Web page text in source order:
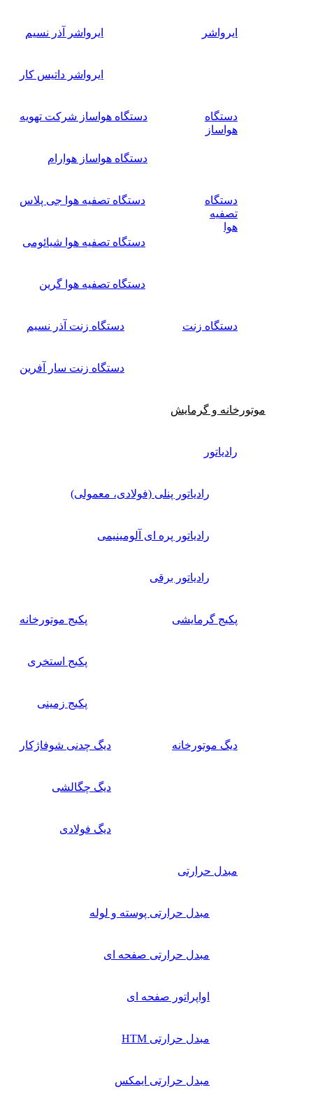
ایرواشر ایرواشر آذر نسیم
ایرواشر داتیس کار
دستگاه
هواساز
دستگاه هواساز شرکت تهویه
دستگاه هواساز هوارام
دستگاه
تصفیه
هوا
دستگاه تصفیه هوا جی پلاس
دستگاه تصفیه هوا شیائومی
دستگاه تصفیه هوا گرین
دستگاه زنت دستگاه زنت آذر نسیم
دستگاه زنت سار آفرین
موتورخانه و گرمایش
رادیاتور
رادیاتور پنلی (فولادی، معمولی)
رادیاتور پره ای آلومینیمی
رادیاتور برقی
پکیج گرمایشی پکیج موتورخانه
پکیج استخری
پکیج زمینی
دیگ موتورخانه دیگ چدنی شوفاژکار
دیگ چگالشی
دیگ فولادی
مبدل حرارتی
مبدل حرارتی پوسته و لوله
مبدل حرارتی صفحه ای
اواپراتور صفحه ای
مبدل حرارتی HTM
مبدل حرارتی ایمکس